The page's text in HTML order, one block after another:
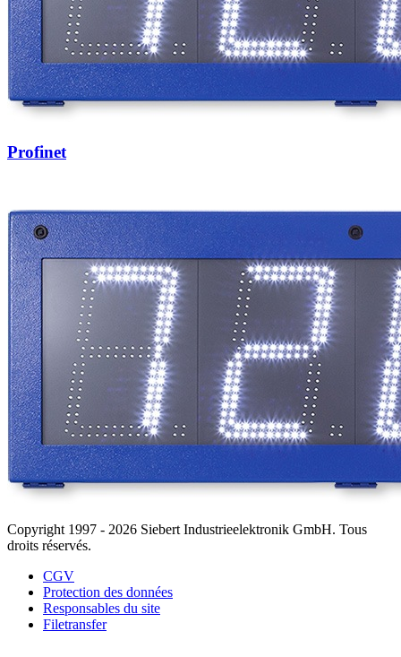
Profinet
Copyright 1997 - 2026 Siebert Industrieelektronik GmbH. Tous
droits réservés.
CGV
Protection des données
Responsables du site
Filetransfer